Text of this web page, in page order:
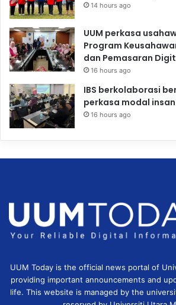
14 hours ago
UUM perkasa
Program
dan Pemasaran
16 hours ago
IBS berkolaborasi
perkasa modal
16 hours ago
UUM Today is the official news portal of
providing important announcements and
life. This website is managed by the